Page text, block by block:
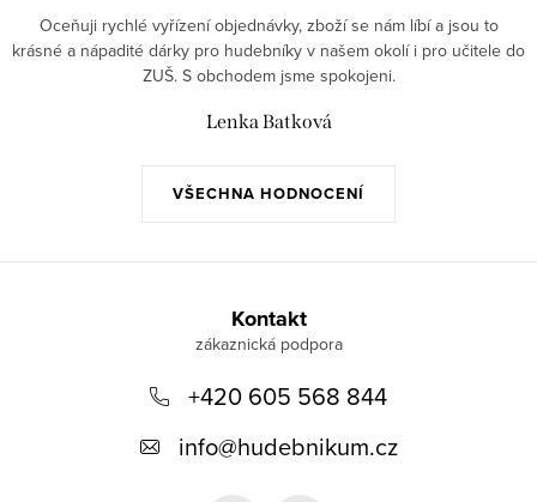
VŠECHNA HODNOCENÍ
Oceňuji rychlé vyřízení objednávky, zboží se nám líbí a jsou to
krásné a nápadité dárky pro hudebníky v našem okolí i pro učitele do
ZUŠ. S obchodem jsme spokojeni.
Lenka Batková
Kontakt
+420 605 568 844
info@hudebnikum.cz